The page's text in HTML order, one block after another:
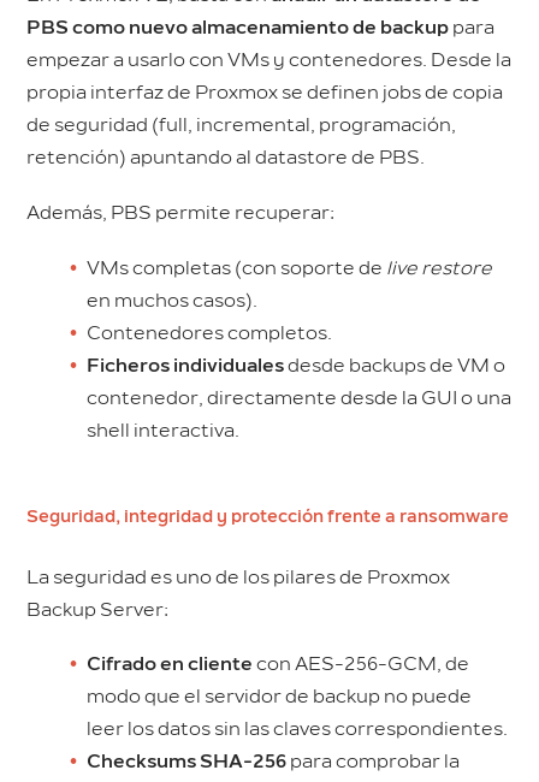
PBS como nuevo almacenamiento de backup para
empezar a usarlo con VMs y contenedores. Desde la
propia interfaz de Proxmox se definen jobs de copia
de seguridad (full, incremental, programación,
retención) apuntando al datastore de PBS.
Además, PBS permite recuperar:
VMs completas (con soporte de live restore
en muchos casos).
Contenedores completos.
Ficheros individualesdesde backups de VM o
contenedor, directamente desde la GUI o una
shell interactiva.
Seguridad, integridad y protección frente a ransomware
La seguridad es uno de los pilares de Proxmox
Backup Server:
Cifrado en cliente con AES-256-GCM, de
modo que el servidor de backup no puede
leer los datos sin las claves correspondientes.
Checksums SHA-256 para comprobar la